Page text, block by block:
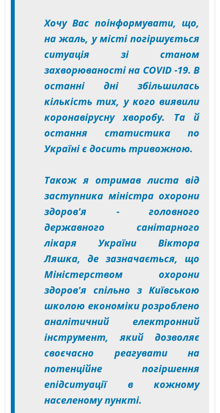
Хочу Вас поінформувати, що,
на жаль, у місті погіршується
ситуація зі станом
захворюваності на COVID -19. В
останні дні збільшилась
кількість тих, у кого виявили
коронавірусну хворобу. Та й
остання статистика по
Україні є досить тривожною.
Також я отримав листа від
заступника міністра охорони
здоров'я - головного
державного санітарного
лікаря України Віктора
Ляшка, де зазначається, що
Міністерством охорони
здоров'я спільно з Київською
школою економіки розроблено
аналітичний електронний
інструмент, який дозволяє
своєчасно реагувати на
потенційне погіршення
епідситуації в кожному
населеному пункті.